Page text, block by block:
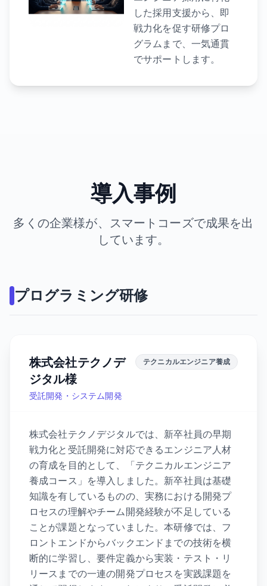
した採用支援から、即
戦力化を促す研修プロ
グラムまで、一気通貫
でサポートします。
導入事例
多くの企業様が、スマートコーズで成果を出
しています。
プログラミング研修
株式会社テクノデ
ジタル様
受託開発・システム開発
テクニカルエンジニア養成
株式会社テクノデジタルでは、新卒社員の早期
戦力化と受託開発に対応できるエンジニア人材
の育成を目的として、「テクニカルエンジニア
養成コース」を導入しました。新卒社員は基礎
知識を有しているものの、実務における開発プ
ロセスの理解やチーム開発経験が不足している
ことが課題となっていました。本研修では、フ
ロントエンドからバックエンドまでの技術を横
断的に学習し、要件定義から実装・テスト・リ
リースまでの一連の開発プロセスを実践課題を